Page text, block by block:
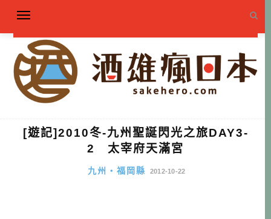
[遊記]2010冬-九州聖誕閃光之旅DAY3-
2 太宰府天滿宮
九州・福岡縣 2012-10-22